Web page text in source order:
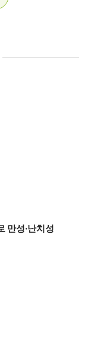
만성·난치성